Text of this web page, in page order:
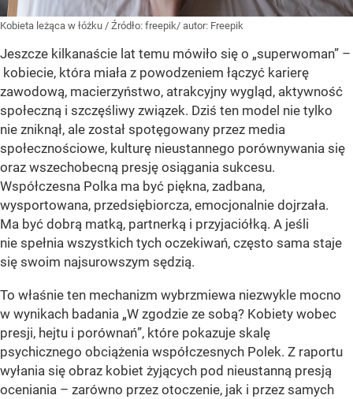
Kobieta leżąca w łóżku / Źródło: freepik/ autor: Freepik
Jeszcze kilkanaście lat temu mówiło się o „superwoman” –
kobiecie, która miała z powodzeniem łączyć karierę
zawodową, macierzyństwo, atrakcyjny wygląd, aktywność
społeczną i szczęśliwy związek. Dziś ten model nie tylko
nie zniknął, ale został spotęgowany przez media
społecznościowe, kulturę nieustannego porównywania się
oraz wszechobecną presję osiągania sukcesu.
Współczesna Polka ma być piękna, zadbana,
wysportowana, przedsiębiorcza, emocjonalnie dojrzała.
Ma być dobrą matką, partnerką i przyjaciółką. A jeśli
nie spełnia wszystkich tych oczekiwań, często sama staje
się swoim najsurowszym sędzią.
To właśnie ten mechanizm wybrzmiewa niezwykle mocno
w wynikach badania „W zgodzie ze sobą? Kobiety wobec
presji, hejtu i porównań”, które pokazuje skalę
psychicznego obciążenia współczesnych Polek. Z raportu
wyłania się obraz kobiet żyjących pod nieustanną presją
oceniania – zarówno przez otoczenie, jak i przez samych